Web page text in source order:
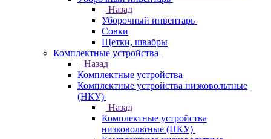
Назад
Уборочный инвентарь
Совки
Щетки, швабры
Комплектные устройства
Назад
Комплектные устройства
Комплектные устройства низковольтные
(НКУ)
Назад
Комплектные устройства
низковольтные (НКУ)